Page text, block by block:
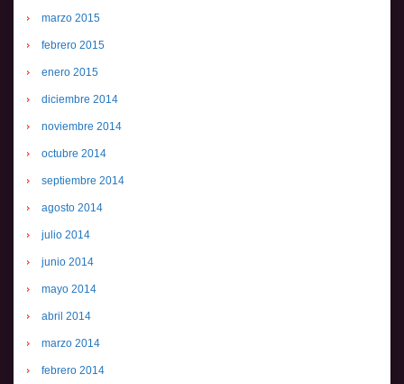
marzo 2015
febrero 2015
enero 2015
diciembre 2014
noviembre 2014
octubre 2014
septiembre 2014
agosto 2014
julio 2014
junio 2014
mayo 2014
abril 2014
marzo 2014
febrero 2014